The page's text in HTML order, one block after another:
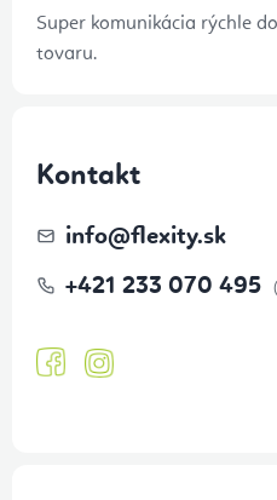
Super komunikácia rýchle
tovaru.
Kontakt
info@flexity.sk
+421 233 070 495